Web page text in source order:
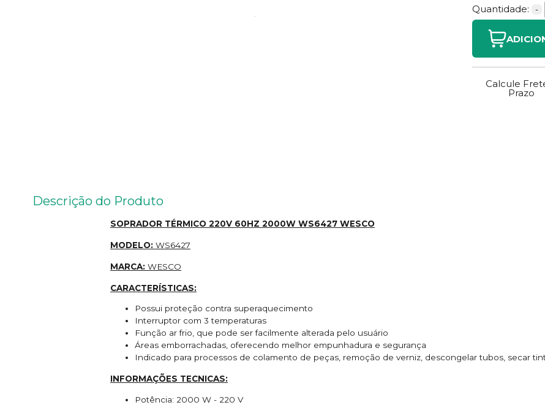
Quantidade: -
Calcule
Prazo
Descrição do Produto
SOPRADOR TÉRMICO 220V 60HZ 2000W WS6427 WESCO
MODELO: WS6427
MARCA: WESCO
CARACTERÍSTICAS:
Possui proteção contra superaquecimento
Interruptor com 3 temperaturas
Função ar frio, que pode ser facilmente alterada pelo usuário
Áreas emborrachadas, oferecendo melhor empunhadura e segurança
Indicado para processos de colamento de peças, remoção de verniz, descongelar tubos, secar
INFORMAÇÕES TECNICAS:
Potência: 2000 W - 220 V